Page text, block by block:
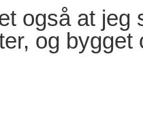
også at
og